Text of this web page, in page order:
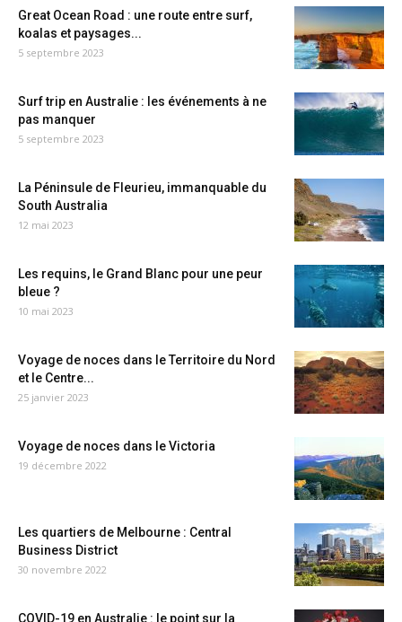
Great Ocean Road : une route entre surf,
koalas et paysages...
5 septembre 2023
Surf trip en Australie : les événements à ne
pas manquer
5 septembre 2023
La Péninsule de Fleurieu, immanquable du
South Australia
12 mai 2023
Les requins, le Grand Blanc pour une peur
bleue ?
10 mai 2023
Voyage de noces dans le Territoire du Nord
et le Centre...
25 janvier 2023
Voyage de noces dans le Victoria
19 décembre 2022
Les quartiers de Melbourne : Central
Business District
30 novembre 2022
COVID-19 en Australie : le point sur la